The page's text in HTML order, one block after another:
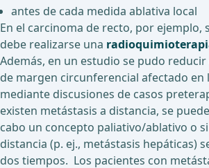
antes de cada medida ablativa local
En el carcinoma de recto, por ejemplo,
debe realizarse una
Además, en un estudio se pudo
de margen circunferencial afectado en
mediante discusiones de casos
existen metástasis a distancia, se
cabo un concepto paliativo/ablativo o
distancia (p. ej., metástasis hepáticas)
dos tiempos. Los pacientes con